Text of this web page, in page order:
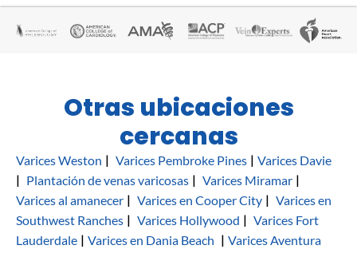
amable y atento. ¡Recomiendo totalmente a la
Dra. Maklad si buscas una experiencia de
Otras ubicaciones
cercanas
Varices Weston | Varices Pembroke Pines | Varices Davie
| Plantación de venas varicosas | Varices Miramar |
Varices al amanecer | Varices en Cooper City | Varices en
Southwest Ranches | Varices Hollywood | Varices Fort
Lauderdale | Varices en Dania Beach | Varices Aventura